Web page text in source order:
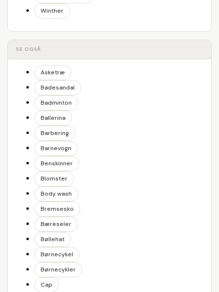
Winther
SE OGSÅ
Asketræ
Badesandal
Badminton
Ballerina
Barbering
Barnevogn
Benskinner
Blomster
Body wash
Bremsesko
Bæreseler
Bøllehat
Børnecykel
Børnecykler
Cap